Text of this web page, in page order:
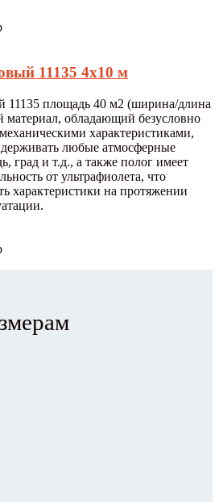
11135 4х10 м
11135 площадь 40 м2 (ширина/длина
обладающий безусловно
характеристиками,
любые атмосферные
град и т.д., а также полог имеет
от ультрафиолета, что
характеристики на протяжении